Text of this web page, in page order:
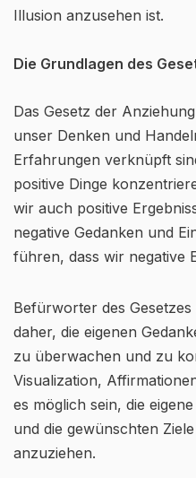
Illusion anzusehen ist.
Die Grundlagen des
Das Gesetz der
unser Denken und
Erfahrungen verknüpft
positive Dinge
wir auch positive
negative Gedanken und
führen, dass wir negative
Befürworter des
daher, die eigenen
zu überwachen und zu
Visualization,
es möglich sein, die
und die gewünschten
anzuziehen.